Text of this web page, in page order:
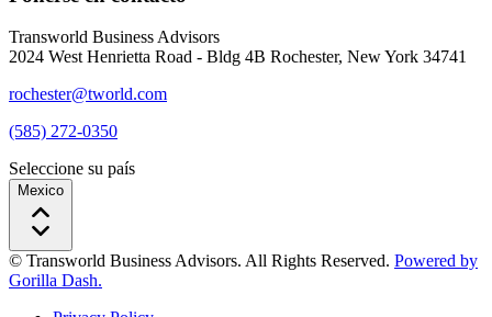
Transworld Business Advisors
2024 West Henrietta Road - Bldg 4B Rochester, New York 34741
rochester@tworld.com
(585) 272-0350
Seleccione su país
Mexico
© Transworld Business Advisors. All Rights Reserved. Powered by
Gorilla Dash.